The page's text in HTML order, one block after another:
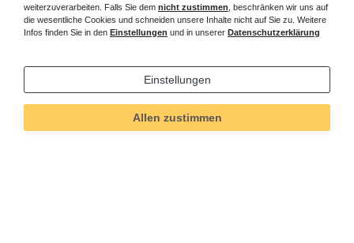
weiterzuverarbeiten. Falls Sie dem nicht zustimmen , beschränken wir uns auf
die wesentliche Cookies und schneiden unsere Inhalte nicht auf Sie zu. Weitere
Infos finden Sie in den Einstellungen und in unserer Datenschutzerklärung
Einstellungen
Allen zustimmen